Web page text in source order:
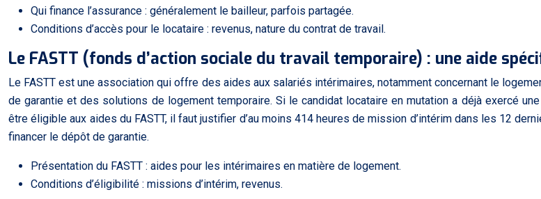
Qui finance l’assurance : généralement le bailleur, parfois partagée.
Conditions d’accès pour le locataire : revenus, nature du contrat de travail.
Le FASTT (fonds d’action sociale du travail temporaire) : une aide
Le FASTT est une association qui offre des aides aux salariés intérimaires, notamment concernant le
de garantie et des solutions de logement temporaire. Si le candidat locataire en mutation a déjà exercé
être éligible aux aides du FASTT, il faut justifier d’au moins 414 heures de mission d’intérim dans les 12
financer le dépôt de garantie.
Présentation du FASTT : aides pour les intérimaires en matière de logement.
Conditions d’éligibilité : missions d’intérim, revenus.